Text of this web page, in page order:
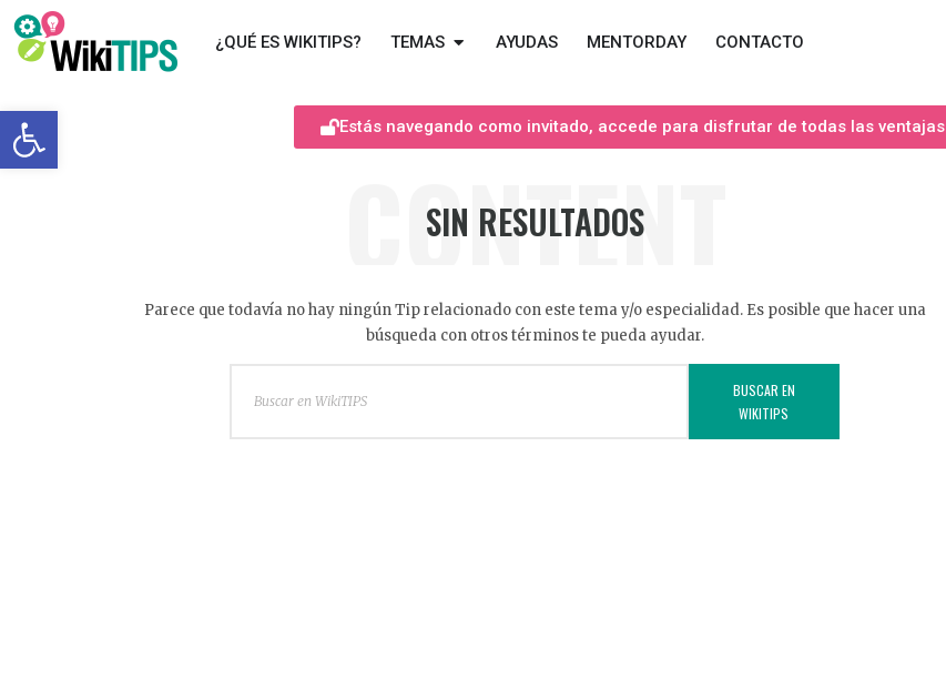
Abrir barra de herramientas
¿QUÉ ES WIKITIPS? TEMAS AYUDAS MENTORDAY CONTACTO
Estás navegando como invitado, accede para disfrutar de todas las ventajas
CONTENT
SIN RESULTADOS
Parece que todavía no hay ningún Tip relacionado con este tema y/o especialidad. Es posible que hacer una
búsqueda con otros términos te pueda ayudar.
BUSCAR EN
WIKITIPS